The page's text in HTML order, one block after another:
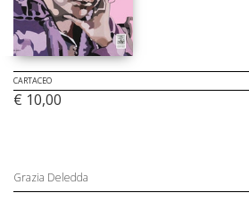
CARTACEO
€ 10,00
Grazia Deledda